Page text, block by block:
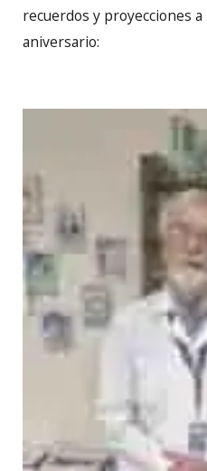
recuerdos y proyecciones
aniversario: